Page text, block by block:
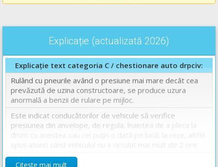
Explicație (actualizată 2026)
Explicație text categoria C / chestionare auto drpciv:
Rulând cu pneurile având o presiune mai mare decât cea
prevăzută de uzina constructoare, se produce uzura
anormală a benzii de rulare pe mijloc.
Este indicat conducătorilor de vehicule să verifice
presiunea din anvelope, de regula, înaintea de a pleca la
drum cu acestea sau cel puțin o dată pe lună, la rece, altfel
Răspuns corect: A
Citeste mai mult